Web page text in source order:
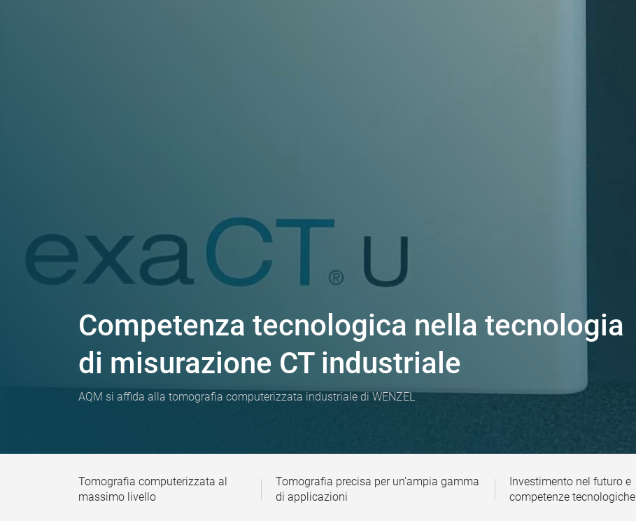
Competenza tecnologica nella tecnologia
di misurazione CT industriale
AQM si affida alla tomografia computerizzata industriale di WENZEL
Tomografia computerizzata al
massimo livello
Tomografia precisa per un'ampia gamma
di applicazioni
Investimento nel futuro e
competenze tecnologiche